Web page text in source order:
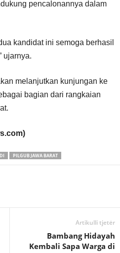
pencalonannya dalam
kandidat ini semoga berhasil
ujarnya.
melanjutkan kunjungan ke
bagian dari rangkaian
PILGUB JAWA BARAT
Artikulli tjetër
Bambang Hidayah
Kembali Sapa Warga di